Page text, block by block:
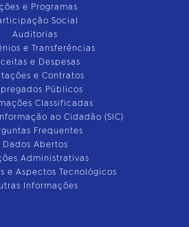
e Programas
Social
Auditorias
e Transferências
e Despesas
e Contratos
Públicos
Classificadas
ao Cidadão (SIC)
Frequentes
Dados Abertos
Administrativas
e Aspectos Tecnológicos
Informações